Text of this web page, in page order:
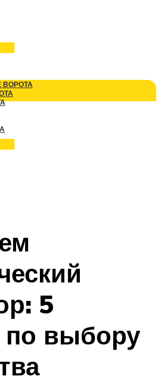
ВОРОТА
5
по выбору